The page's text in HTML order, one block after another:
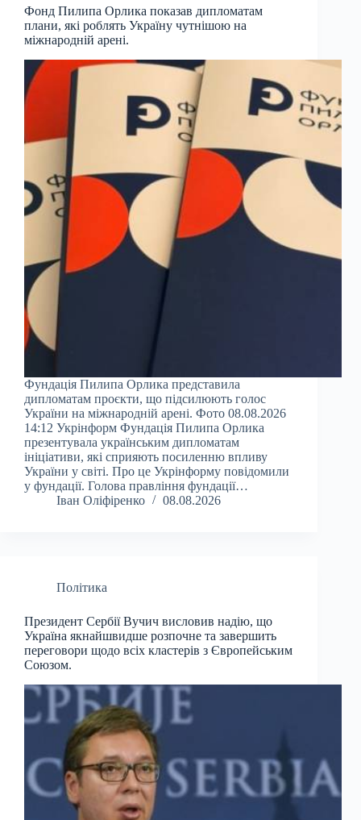
Фонд Пилипа Орлика показав дипломатам
плани, які роблять Україну чутнішою на
міжнародній арені.
Фундація Пилипа Орлика представила
дипломатам проєкти, що підсилюють голос
України на міжнародній арені. Фото 08.08.2026
14:12 Укрінформ Фундація Пилипа Орлика
презентувала українським дипломатам
ініціативи, які сприяють посиленню впливу
України у світі. Про це Укрінформу повідомили
у фундації. Голова правління фундації…
Іван Оліфіренко
08.08.2026
Політика
Президент Сербії Вучич висловив надію, що
Україна якнайшвидше розпочне та завершить
переговори щодо всіх кластерів з Європейським
Союзом.